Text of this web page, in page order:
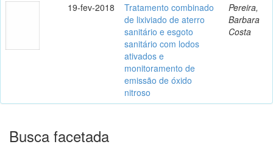
19-fev-2018
Tratamento combinado
de lixiviado de aterro
sanitário e esgoto
sanitário com lodos
ativados e
monitoramento de
emissão de óxido
nitroso
Pereira,
Barbara
Costa
Busca facetada